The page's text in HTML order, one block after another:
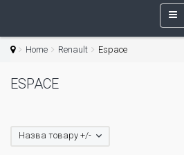
Home Renault Espace
ESPACE
Назва товару +/-